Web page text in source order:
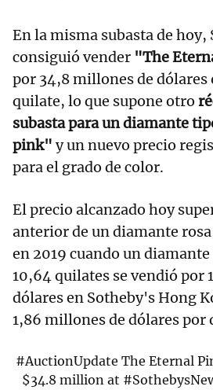
En la misma subasta de hoy,
consiguió vender "The
por 34,8 millones de dólares
quilate, lo que supone otro
subasta para un diamante
pink" y un nuevo precio
para el grado de color.
El precio alcanzado hoy
anterior de un diamante
en 2019 cuando un diamante
10,64 quilates se vendió por
dólares en Sotheby's Hong
1,86 millones de dólares por
#AuctionUpdate The Eternal
$34.8 million at